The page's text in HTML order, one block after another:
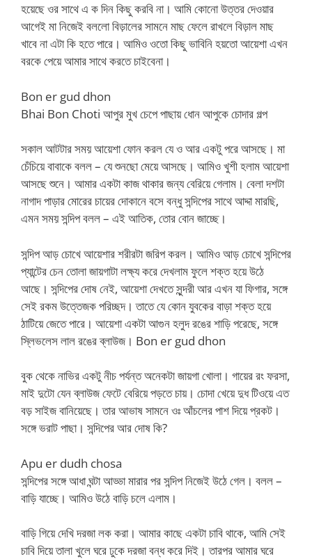
হয়েছে ওর সাথে এ ক দিন কিছু করবি না। আমি কোনো উত্তর দেওয়ার
আগেই মা নিজেই বললো বিড়ালের সামনে মাছ ফেলে রাখলে বিড়াল মাছ
খাবে না এটা কি হতে পারে। আমিও ওতো কিছু ভাবিনি হয়তো আয়েশা এখন
বরকে পেয়ে আমার সাথে করতে চাইবেনা।
Bon er gud dhon
Bhai Bon Choti আপুর মুখ চেপে পাছায় ধোন আপুকে চোদার গল্প
সকাল আটটার সময় আয়েশা ফোন করল যে ও আর একটু পরে আসছে। মা
চেঁচিয়ে বাবাকে বলল – যে শুনছো মেয়ে আসছে। আমিও খুশী হলাম আয়েশা
আসছে শুনে। আমার একটা কাজ থাকার জন্য বেরিয়ে গেলাম। বেলা দশটা
নাগাদ পাড়ার মোরের চায়ের দোকানে বসে বন্ধু সন্দিপের সাথে আদ্দা মারছি,
এমন সময় সন্দিপ বলল – এই আতিক, তোর বোন জাচ্ছে।
সন্দিপ আড় চোখে আয়েশার শরীরটা জরিপ করল। আমিও আড় চোখে সন্দিপের
প্যান্টের চেন তোলা জায়গাটা লক্ষ্য করে দেখলাম ফুলে শক্ত হয়ে উঠে
আছে। সন্দিপের দোষ নেই, আয়েশা দেখতে সুন্দরী আর এখন যা ফিগার, সঙ্গে
সেই রকম উত্তেজক পরিচ্ছদ। তাতে যে কোন যুবকের বাড়া শক্ত হয়ে
ঠাটিয়ে জেতে পারে। আয়েশা একটা আগুন হলুদ রঙের শাড়ি পরেছে, সঙ্গে
স্লিভলেস লাল রঙের ব্লাউজ। Bon er gud dhon
বুক থেকে নাভির একটু নীচ পর্যন্ত অনেকটা জায়গা খোলা। গায়ের রং ফরসা,
মাই দুটো যেন ব্লাউজ ফেটে বেরিয়ে পড়তে চায়। চোদা খেয়ে দুধ টিওয়ে এত
বড় সাইজ বানিয়েছে। তার আভাষ সামনে ওঃ আঁচলের পাশ দিয়ে প্রকট।
সঙ্গে ভরাট পাছা। সন্দিপের আর দোষ কি?
Apu er dudh chosa
সন্দিপের সঙ্গে আধা ঘন্টা আড্ডা মারার পর সন্দিপ নিজেই উঠে গেল। বলল –
বাড়ি যাচ্ছে। আমিও উঠে বাড়ি চলে এলাম।
বাড়ি গিয়ে দেখি দরজা লক করা। আমার কাছে একটা চাবি থাকে, আমি সেই
চাবি দিয়ে তালা খুলে ঘরে ঢুকে দরজা বন্ধ করে দিই। তারপর আমার ঘরে